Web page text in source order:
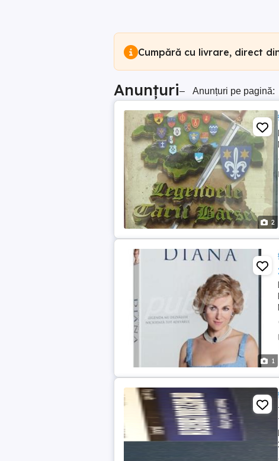
Cumpără cu livrare, direct
Anunțuri– Anunțuri pe pagină:
2
1